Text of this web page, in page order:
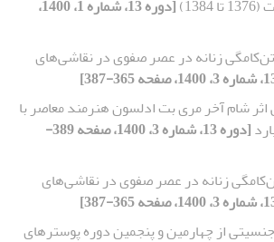
[دوره 13، شماره 1، 1400،
تن‌کامگی زنانه در عصر صفوی در نقاشی‌های
اثر شام آخر مری بت ادلسون هنرمند معاصر با
[دوره 13، شماره 3، 1400، صفحه 389-
زنانه در عصر صفوی در نقاشی‌های
از چهارمین و پنجمین دوره پوسترهای